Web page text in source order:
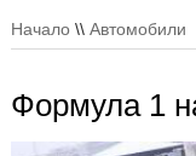
Начало \\ Автомобили
Формула 1